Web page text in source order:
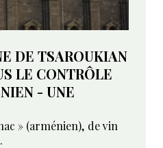
DE TSAROUKIAN
LE CONTRÔLE
- UNE
» (arménien), de vin